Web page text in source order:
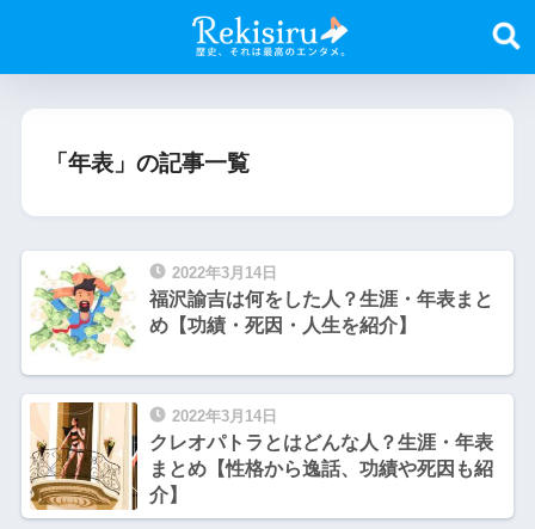
「年表」の記事一覧
2022年3月14日
福沢諭吉は何をした人？生涯・年表まと
め【功績・死因・人生を紹介】
2022年3月14日
クレオパトラとはどんな人？生涯・年表
まとめ【性格から逸話、功績や死因も紹
介】